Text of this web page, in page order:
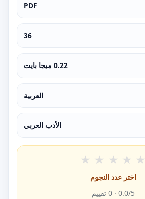
PDF
36
0.22 ميجا بايت
العربية
الأدب العربي
★ ★ ★ ★ ★
اختر عدد النجوم
0.0/5 ·
0 تقييم